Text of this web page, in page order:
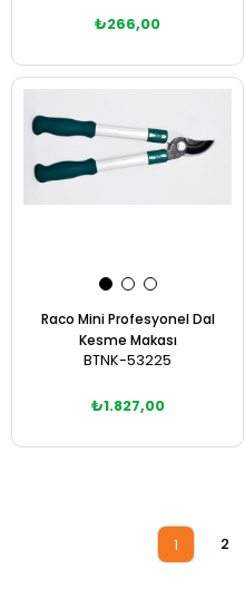
₺266,00
Raco Mini Profesyonel Dal
Kesme Makası
BTNK-53225
₺1.827,00
1 2